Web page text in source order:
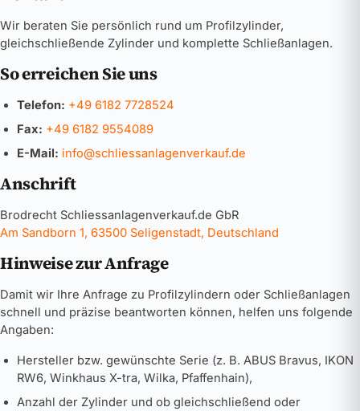
Wir beraten Sie persönlich rund um Profilzylinder,
gleichschließende Zylinder und komplette Schließanlagen.
So erreichen Sie uns
Telefon: +49 6182 7728524
Fax: +49 6182 9554089
E-Mail: info@schliessanlagenverkauf.de
Anschrift
Brodrecht Schliessanlagenverkauf.de GbR
Am Sandborn 1, 63500 Seligenstadt, Deutschland
Hinweise zur Anfrage
Damit wir Ihre Anfrage zu Profilzylindern oder Schließanlagen
schnell und präzise beantworten können, helfen uns folgende
Angaben:
Hersteller bzw. gewünschte Serie (z. B. ABUS Bravus, IKON
RW6, Winkhaus X-tra, Wilka, Pfaffenhain),
Anzahl der Zylinder und ob gleichschließend oder